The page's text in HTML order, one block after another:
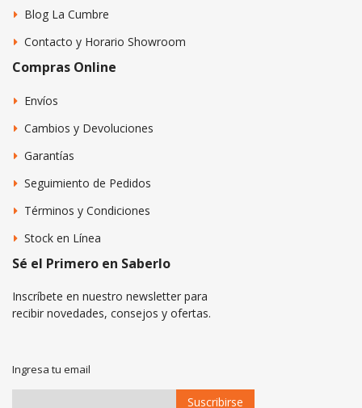
Blog La Cumbre
Contacto y Horario Showroom
Compras Online
Envíos
Cambios y Devoluciones
Garantías
Seguimiento de Pedidos
Términos y Condiciones
Stock en Línea
Sé el Primero en Saberlo
Inscríbete en nuestro newsletter para
recibir novedades, consejos y ofertas.
Ingresa tu email
Suscribirse